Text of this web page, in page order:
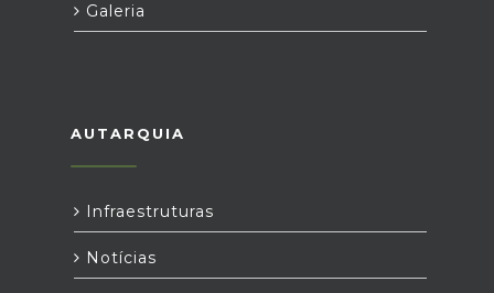
Galeria
AUTARQUIA
Infraestruturas
Notícias